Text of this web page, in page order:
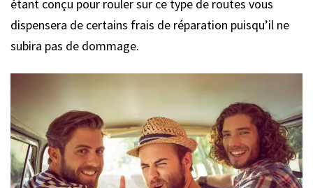
étant conçu pour rouler sur ce type de routes vous
dispensera de certains frais de réparation puisqu’il ne
subira pas de dommage.